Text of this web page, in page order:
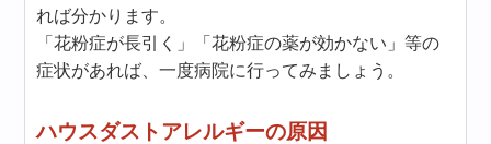
れば分かります。
「花粉症が長引く」「花粉症の薬が効かない」等の
症状があれば、一度病院に行ってみましょう。
ハウスダストアレルギーの原因